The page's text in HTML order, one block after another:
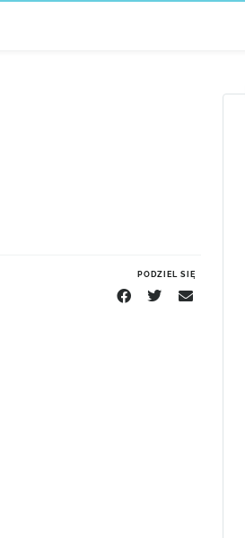
PODZIEL SIĘ